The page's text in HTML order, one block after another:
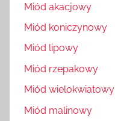
Miód akacjowy
Miód koniczynowy
Miód lipowy
Miód rzepakowy
Miód wielokwiatowy
Miód malinowy